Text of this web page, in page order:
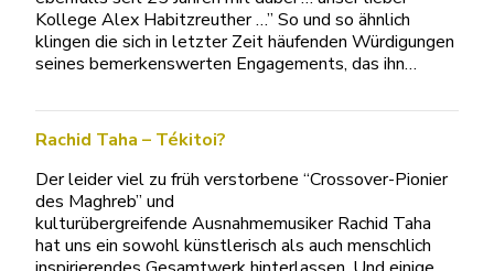
Kollege Alex Habitzreuther …” So und so ähnlich
klingen die sich in letzter Zeit häufenden Würdigungen
seines bemerkenswerten Engagements, das ihn…
Rachid Taha – Tékitoi?
Der leider viel zu früh verstorbene “Crossover-Pionier
des Maghreb” und
kulturübergreifende Ausnahmemusiker Rachid Taha
hat uns ein sowohl künstlerisch als auch menschlich